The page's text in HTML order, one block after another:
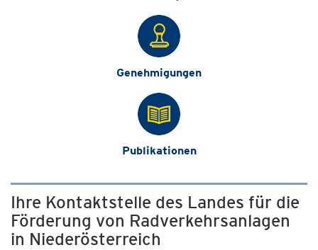
Genehmigungen
Publikationen
Ihre Kontaktstelle des Landes für die
Förderung von Radverkehrsanlagen
in Niederösterreich